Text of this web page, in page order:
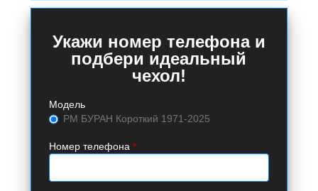
Укажи номер телефона и
подбери идеальный
чехол!
Модель
РМ БУРАН Короткий 1971-2025
Номер телефона *